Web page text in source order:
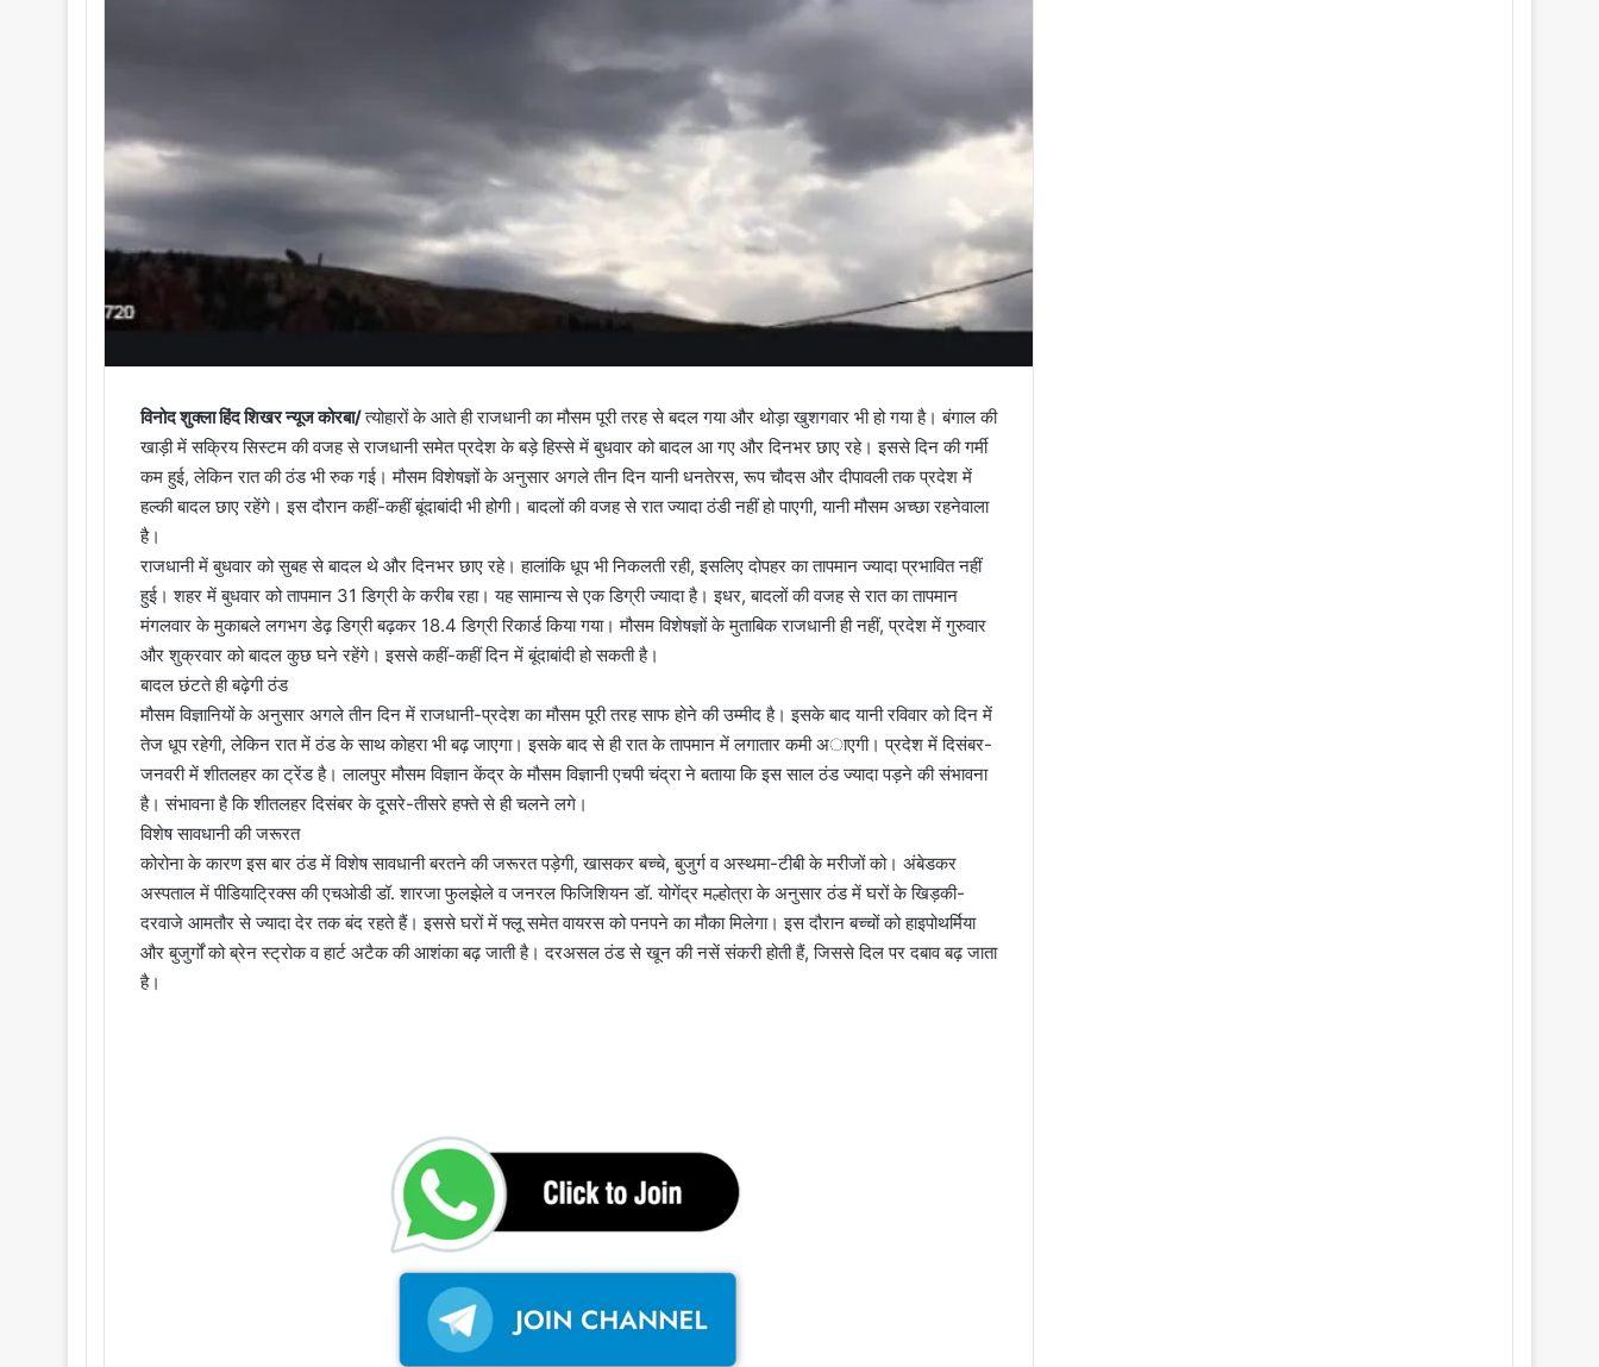
विनोद शुक्ला हिंद शिखर न्यूज कोरबा/त्योहारों के आते ही राजधानी का मौसम पूरी तरह से बदल गया और थोड़ा खुशगवार भी हो गया है। बंगाल की
खाड़ी में सक्रिय सिस्टम की वजह से राजधानी समेत प्रदेश के बड़े हिस्से में बुधवार को बादल आ गए और दिनभर छाए रहे। इससे दिन की गर्मी
कम हुई, लेकिन रात की ठंड भी रुक गई। मौसम विशेषज्ञों के अनुसार अगले तीन दिन यानी धनतेरस, रूप चौदस और दीपावली तक प्रदेश में
हल्की बादल छाए रहेंगे। इस दौरान कहीं-कहीं बूंदाबांदी भी होगी। बादलों की वजह से रात ज्यादा ठंडी नहीं हो पाएगी, यानी मौसम अच्छा रहनेवाला
है।
राजधानी में बुधवार को सुबह से बादल थे और दिनभर छाए रहे। हालांकि धूप भी निकलती रही, इसलिए दोपहर का तापमान ज्यादा प्रभावित नहीं
हुई। शहर में बुधवार को तापमान 31 डिग्री के करीब रहा। यह सामान्य से एक डिग्री ज्यादा है। इधर, बादलों की वजह से रात का तापमान
मंगलवार के मुकाबले लगभग डेढ़ डिग्री बढ़कर 18.4 डिग्री रिकार्ड किया गया। मौसम विशेषज्ञों के मुताबिक राजधानी ही नहीं, प्रदेश में गुरुवार
और शुक्रवार को बादल कुछ घने रहेंगे। इससे कहीं-कहीं दिन में बूंदाबांदी हो सकती है।
बादल छंटते ही बढ़ेगी ठंड
मौसम विज्ञानियों के अनुसार अगले तीन दिन में राजधानी-प्रदेश का मौसम पूरी तरह साफ होने की उम्मीद है। इसके बाद यानी रविवार को दिन में
तेज धूप रहेगी, लेकिन रात में ठंड के साथ कोहरा भी बढ़ जाएगा। इसके बाद से ही रात के तापमान में लगातार कमी अाएगी। प्रदेश में दिसंबर-
जनवरी में शीतलहर का ट्रेंड है। लालपुर मौसम विज्ञान केंद्र के मौसम विज्ञानी एचपी चंद्रा ने बताया कि इस साल ठंड ज्यादा पड़ने की संभावना
है। संभावना है कि शीतलहर दिसंबर के दूसरे-तीसरे हफ्ते से ही चलने लगे।
विशेष सावधानी की जरूरत
कोरोना के कारण इस बार ठंड में विशेष सावधानी बरतने की जरूरत पड़ेगी, खासकर बच्चे, बुजुर्ग व अस्थमा-टीबी के मरीजों को। अंबेडकर
अस्पताल में पीडियाट्रिक्स की एचओडी डॉ. शारजा फुलझेले व जनरल फिजिशियन डॉ. योगेंद्र मल्होत्रा के अनुसार ठंड में घरों के खिड़की-
दरवाजे आमतौर से ज्यादा देर तक बंद रहते हैं। इससे घरों में फ्लू समेत वायरस को पनपने का मौका मिलेगा। इस दौरान बच्चों को हाइपोथर्मिया
और बुजुर्गों को ब्रेन स्ट्रोक व हार्ट अटैक की आशंका बढ़ जाती है। दरअसल ठंड से खून की नसें संकरी होती हैं, जिससे दिल पर दबाव बढ़ जाता
है।